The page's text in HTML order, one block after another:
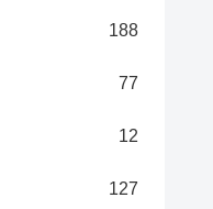
188
77
12
127